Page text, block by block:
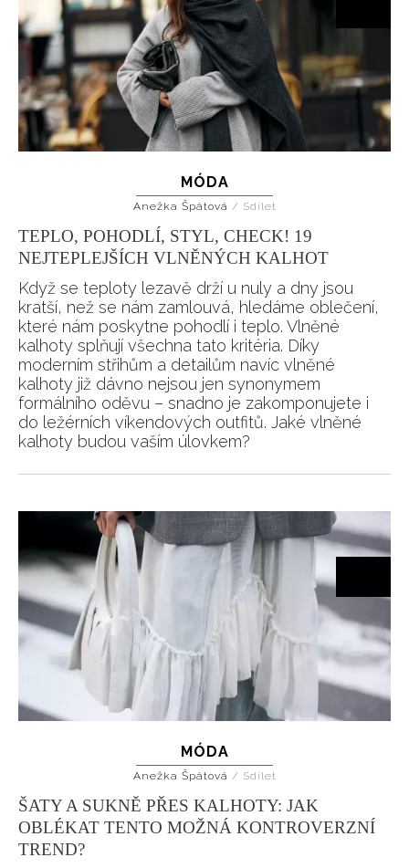
MÓDA
Anežka Špátová / Sdílet
TEPLO, POHODLÍ, STYL, CHECK! 19
NEJTEPLEJŠÍCH VLNĚNÝCH KALHOT
Když se teploty lezavě drží u nuly a dny jsou
kratší, než se nám zamlouvá, hledáme oblečení,
které nám poskytne pohodlí i teplo. Vlněné
kalhoty splňují všechna tato kritéria. Díky
moderním střihům a detailům navíc vlněné
kalhoty již dávno nejsou jen synonymem
formálního oděvu – snadno je zakomponujete i
do ležérních víkendových outfitů. Jaké vlněné
kalhoty budou vaším úlovkem?
MÓDA
Anežka Špátová / Sdílet
ŠATY A SUKNĚ PŘES KALHOTY: JAK
OBLÉKAT TENTO MOŽNÁ KONTROVERZNÍ
TREND?